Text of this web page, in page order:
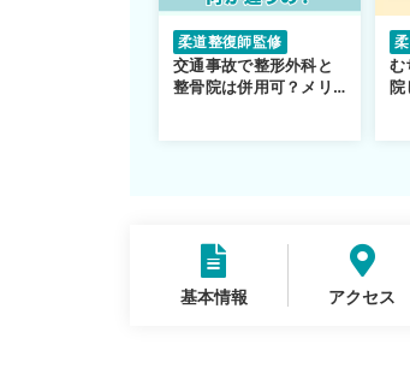
柔道整復師監修
交通事故で整形外科と
整骨院は併用可？メリ
む
院
基本情報 アクセス